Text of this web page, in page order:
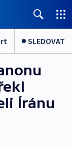
SLEDOVAT
Íránu